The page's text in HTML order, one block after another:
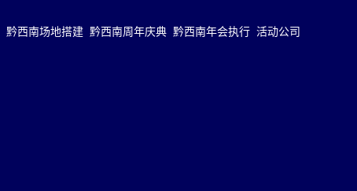
黔西南场地搭建 黔西南周年庆典 黔西南年会执行 活动公司